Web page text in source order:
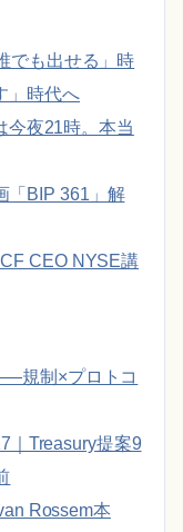
でも出せる」時
」時代へ
今夜21時。本当
「BIP 361」解
CEO NYSE講
規制×プロトコ
｜Treasury提案9
Rossem本